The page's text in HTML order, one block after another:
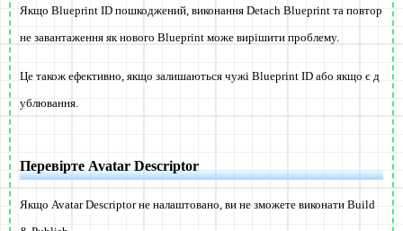
Якщо Blueprint ID пошкоджений, виконання Detach Blueprint та повтор
не завантаження як нового Blueprint може вирішити проблему.
Це також ефективно, якщо залишаються чужі Blueprint ID або якщо є д
ублювання.
Перевірте Avatar Descriptor
Якщо Avatar Descriptor не налаштовано, ви не зможете виконати Build